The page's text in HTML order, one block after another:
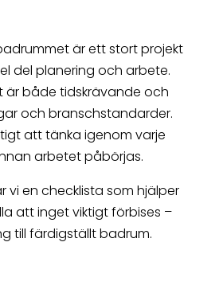
är ett stort projekt
del planering och arbete.
är både tidskrävande och
och branschstandarder.
att tänka igenom varje
arbetet påbörjas.
vi en checklista som hjälper
att inget viktigt förbises –
till färdigställt badrum.